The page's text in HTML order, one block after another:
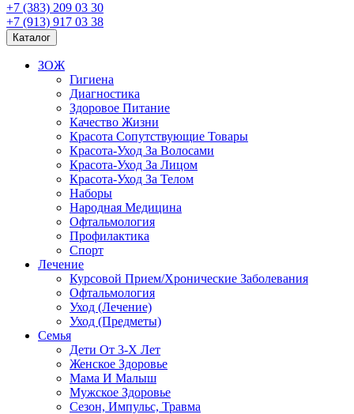
+7 (383) 209 03 30
+7 (913) 917 03 38
Каталог
ЗОЖ
Гигиена
Диагностика
Здоровое Питание
Качество Жизни
Красота Сопутствующие Товары
Красота-Уход За Волосами
Красота-Уход За Лицом
Красота-Уход За Телом
Наборы
Народная Медицина
Офтальмология
Профилактика
Спорт
Лечение
Курсовой Прием/Хронические Заболевания
Офтальмология
Уход (Лечение)
Уход (Предметы)
Семья
Дети От 3-Х Лет
Женское Здоровье
Мама И Малыш
Мужское Здоровье
Сезон, Импульс, Травма